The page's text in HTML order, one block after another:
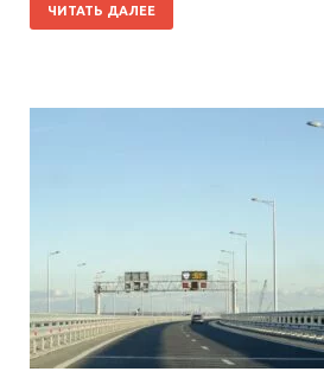
ЧИТАТЬ ДАЛЕЕ